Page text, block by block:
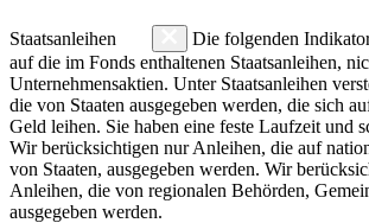
Staatsanleihen
Die folgenden
auf die im Fonds enthaltenen Staatsanleihen,
Unternehmensaktien. Unter Staatsanleihen
die von Staaten ausgegeben werden, die sich
Geld leihen. Sie haben eine feste Laufzeit und
Wir berücksichtigen nur Anleihen, die auf
von Staaten, ausgegeben werden. Wir
Anleihen, die von regionalen Behörden,
ausgegeben werden.